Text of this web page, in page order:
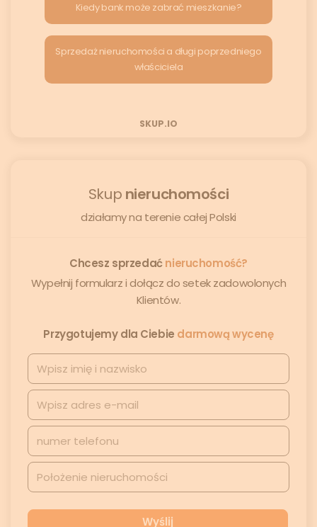
Kiedy bank może zabrać mieszkanie?
Sprzedaż nieruchomości a długi poprzedniego
właściciela
SKUP.IO
Skup nieruchomości
działamy na terenie całej Polski
Chcesz sprzedaćnieruchomość?
Wypełnij formularz i dołącz do setek zadowolonych
Klientów.
Przygotujemy dla Ciebie darmową wycenę